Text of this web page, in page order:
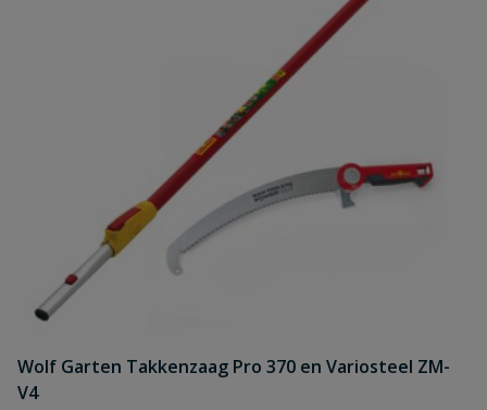
Wolf Garten Takkenzaag Pro 370 en Variosteel ZM-
V4